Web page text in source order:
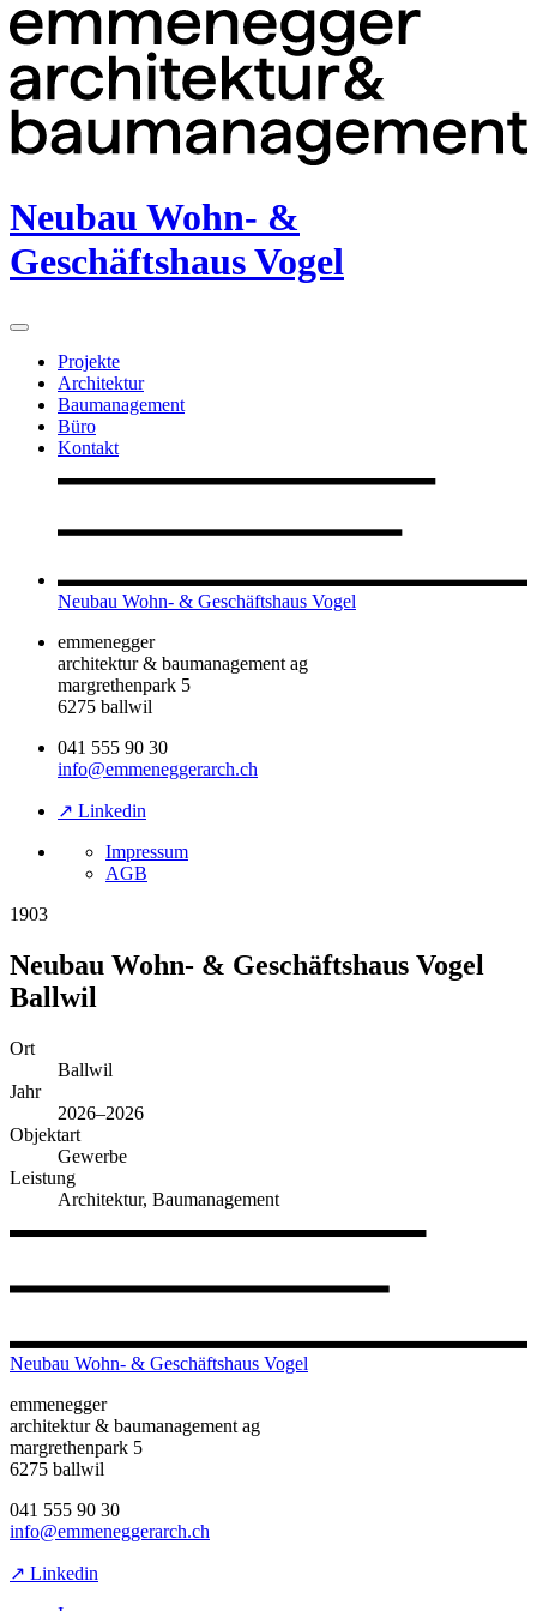
Neubau Wohn- &
Geschäftshaus Vogel
Projekte
Architektur
Baumanagement
Büro
Kontakt
Neubau Wohn- & Geschäftshaus Vogel
emmenegger
architektur & baumanagement ag
margrethenpark 5
6275 ballwil
041 555 90 30
info@emmeneggerarch.ch
↗ Linkedin
Impressum
AGB
1903
Neubau Wohn- & Geschäftshaus Vogel
Ballwil
Ort
Ballwil
Jahr
2026–2026
Objektart
Gewerbe
Leistung
Architektur, Baumanagement
Neubau Wohn- & Geschäftshaus Vogel
emmenegger
architektur & baumanagement ag
margrethenpark 5
6275 ballwil
041 555 90 30
info@emmeneggerarch.ch
↗ Linkedin